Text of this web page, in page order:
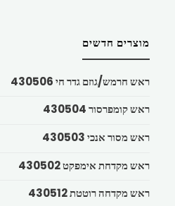
מוצרים חדשים
ראש חרמש/גוזם גדר חי 430506
ראש קומפרסור 430504
ראש מסור אנכי 430503
ראש מקדחת אימפקט 430502
ראש מקדחה רוטטת 430512